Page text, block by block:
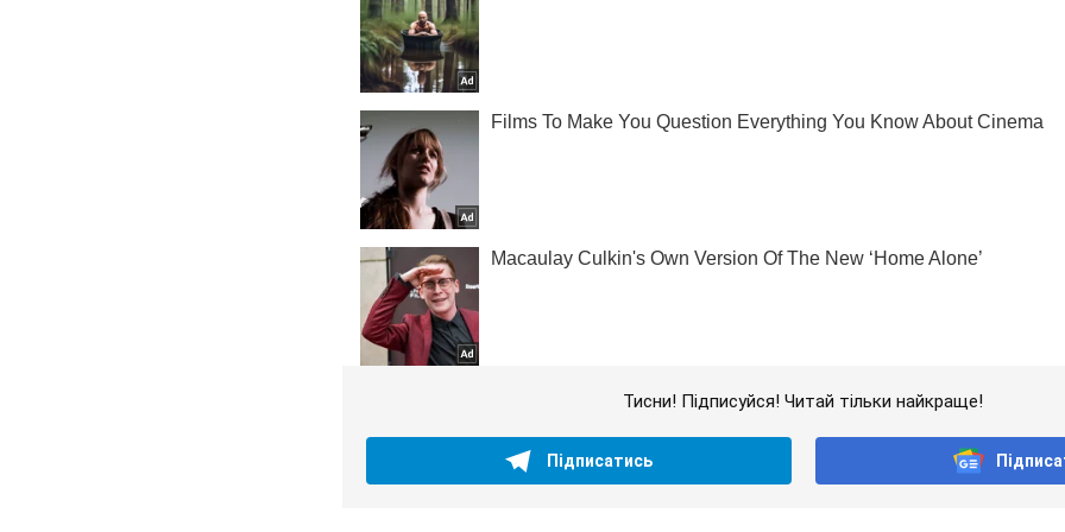
Тисни! Підписуйся! Читай тільки найкраще!
Підписатись